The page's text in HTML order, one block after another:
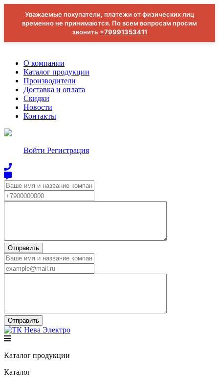
Уважаемые покупатели, платежи от физических лиц
временно не принимаются. По всем вопросам просим
звонить +79991353411
О компании
Каталог продукции
Производители
Доставка и оплата
Скидки
Новости
Контакты
Войти Регистрация
Каталог продукции
Каталог